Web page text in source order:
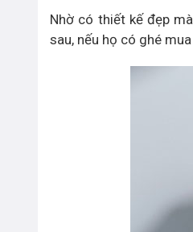
Nhờ có thiết kế đẹp
sau, nếu họ có ghé